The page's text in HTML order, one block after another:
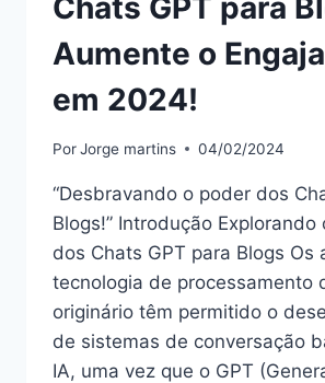
Chats GPT para
Aumente o
em 2024!
PorJorge martins 04/02/2024
“Desbravando o poder dos
Blogs!” Introdução Explorando
dos Chats GPT para Blogs Os
tecnologia de processamento
originário têm permitido o
de sistemas de conversação
IA, uma vez que o GPT